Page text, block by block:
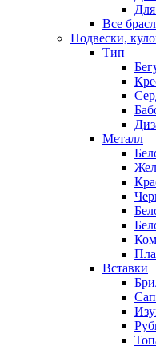
Все
Подвески,
Тип
Металл
Вставки